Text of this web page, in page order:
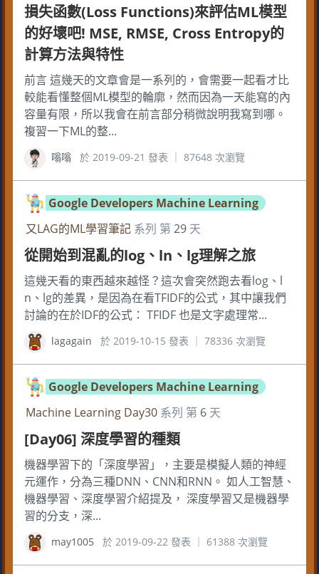
損失函數(Loss Functions)來評估ML模型
的好壞吧! MSE, RMSE, Cross Entropy的
計算方法與特性
前言 這幾天的文章會是一系列的，會需要一起看才比
較能看懂整個ML模型的輪廓，然而因為一天能寫的內
容量有限，所以我會在前言部分稍微說明我寫到哪。
複習一下ML的整...
嗡嗡 於 2019-09-21 發表 ｜ 87648 次瀏覽
Google Developers Machine Learning
又LAG的ML學習筆記 系列 第29 天
從開始到混亂的log、ln、lg理解之旅
這幾天看的東西越來越怪？這次會突然跑去看log、l
n、lg的差異，是因為在看TFIDF的公式，其中讓我們
討論的在於IDF的公式： TFIDF 也是文字處理常...
lagagain 於 2019-10-15 發表 ｜ 78336 次瀏覽
Google Developers Machine Learning
Machine Learning Day30 系列 第 6 天
[Day06] 深度學習的種類
機器學習下的「深度學習」，主要是模擬人類的神經
元運作，分為三種DNN、CNN和RNN。 如人工智慧、
機器學習、深度學習介紹提及， 深度學習又是機器學
習的分支，深...
may1005 於 2019-09-22 發表 ｜ 61388 次瀏覽